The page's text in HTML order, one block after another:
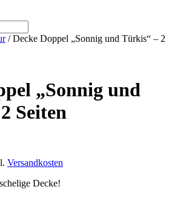
/ Decke Doppel „Sonnig und Türkis“ – 2
„Sonnig und
Seiten
Versandkosten
Decke!